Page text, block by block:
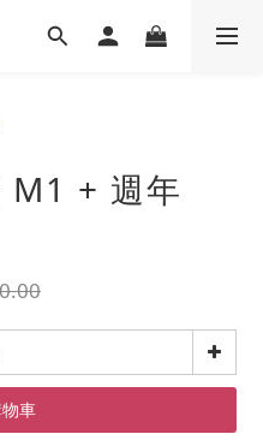
M1 + 週年
車